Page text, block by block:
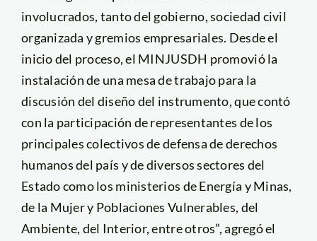
involucrados, tanto del gobierno, sociedad civil
organizada y gremios empresariales. Desde el
inicio del proceso, el MINJUSDH promovió la
instalación de una mesa de trabajo para la
discusión del diseño del instrumento, que contó
con la participación de representantes de los
principales colectivos de defensa de derechos
humanos del país y de diversos sectores del
Estado como los ministerios de Energía y Minas,
de la Mujer y Poblaciones Vulnerables, del
Ambiente, del Interior, entre otros”, agregó el